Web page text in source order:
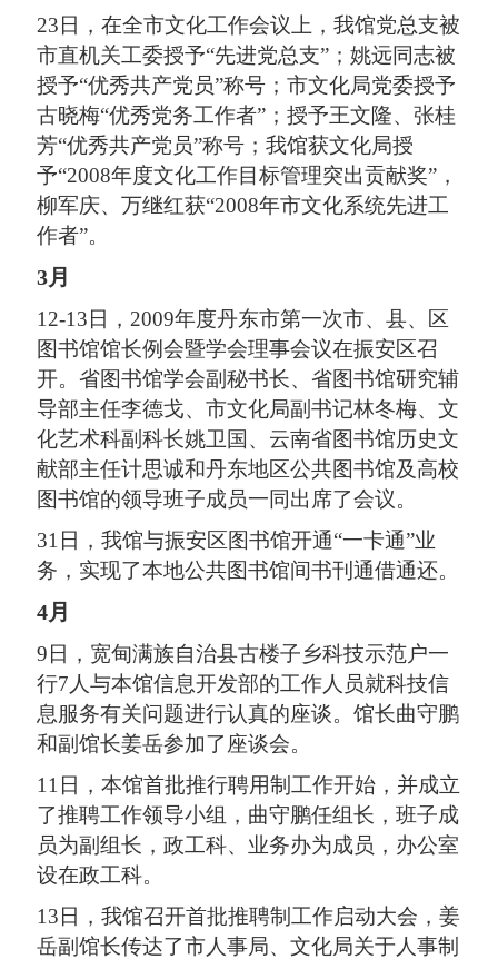
23日，在全市文化工作会议上，我馆党总支被
市直机关工委授予“先进党总支”；姚远同志被
授予“优秀共产党员”称号；市文化局党委授予
古晓梅“优秀党务工作者”；授予王文隆、张桂
芳“优秀共产党员”称号；我馆获文化局授
予“2008年度文化工作目标管理突出贡献奖”，
柳军庆、万继红获“2008年市文化系统先进工
作者”。
3月
12-13日，2009年度丹东市第一次市、县、区
图书馆馆长例会暨学会理事会议在振安区召
开。省图书馆学会副秘书长、省图书馆研究辅
导部主任李德戈、市文化局副书记林冬梅、文
化艺术科副科长姚卫国、云南省图书馆历史文
献部主任计思诚和丹东地区公共图书馆及高校
图书馆的领导班子成员一同出席了会议。
31日，我馆与振安区图书馆开通“一卡通”业
务，实现了本地公共图书馆间书刊通借通还。
4月
9日，宽甸满族自治县古楼子乡科技示范户一
行7人与本馆信息开发部的工作人员就科技信
息服务有关问题进行认真的座谈。馆长曲守鹏
和副馆长姜岳参加了座谈会。
11日，本馆首批推行聘用制工作开始，并成立
了推聘工作领导小组，曲守鹏任组长，班子成
员为副组长，政工科、业务办为成员，办公室
设在政工科。
13日，我馆召开首批推聘制工作启动大会，姜
岳副馆长传达了市人事局、文化局关于人事制